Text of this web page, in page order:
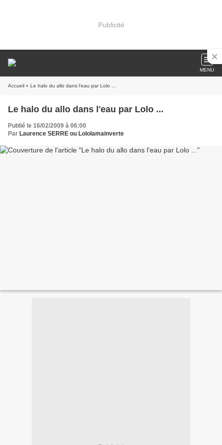
Publicité
MENU
Accueil » Le halo du allo dans l'eau par Lolo ...
Le halo du allo dans l'eau par Lolo ...
Publié le 16/02/2009 à 06:00
Par Laurence SERRE ou Lololamainverte